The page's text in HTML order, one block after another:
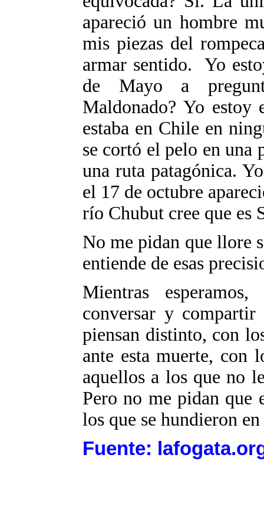
apareció un hombre
mis piezas del
armar sentido. Yo
de Mayo a
Maldonado? Yo estoy
estaba en Chile en
se cortó el pelo en una
una ruta patagónica.
el 17 de octubre
río Chubut cree que es
No me pidan que llore
entiende de esas
Mientras esperamos,
conversar y
piensan distinto, con
ante esta muerte,
aquellos a los que no
Pero no me pidan que
los que se hundieron
Fuente: